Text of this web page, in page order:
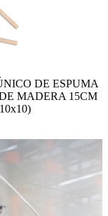
DE ESPUMA
MADERA 15CM